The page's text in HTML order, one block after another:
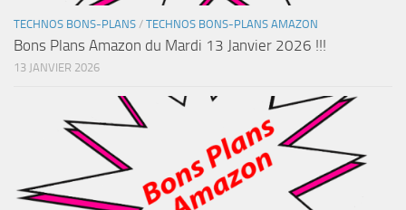
TECHNOS BONS-PLANS / TECHNOS BONS-PLANS AMAZON
Bons Plans Amazon du Mardi 13 Janvier 2026 !!!
13 JANVIER 2026